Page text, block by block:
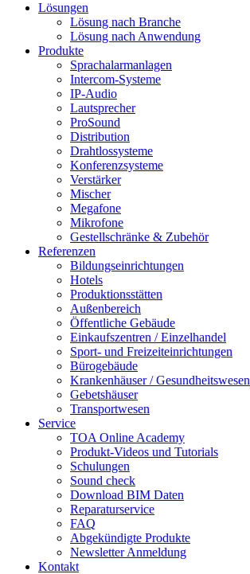
Lösungen
Lösung nach Branche
Lösung nach Anwendung
Produkte
Sprachalarmanlagen
Intercom-Systeme
IP-Audio
Lautsprecher
ProSound
Distribution
Drahtlossysteme
Konferenzsysteme
Verstärker
Mischer
Megafone
Mikrofone
Gestellschränke & Zubehör
Referenzen
Bildungseinrichtungen
Hotels
Produktionsstätten
Außenbereich
Öffentliche Gebäude
Einkaufszentren / Einzelhandel
Sport- und Freizeiteinrichtungen
Bürogebäude
Krankenhäuser / Gesundheitswesen
Gebetshäuser
Transportwesen
Service
TOA Online Academy
Produkt-Videos und Tutorials
Schulungen
Sound check
Download BIM Daten
Reparaturservice
FAQ
Abgekündigte Produkte
Newsletter Anmeldung
Kontakt